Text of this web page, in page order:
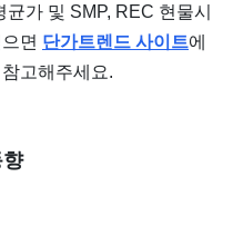
가 및 SMP, REC 현물시
면 단가트렌드 사이트에
고해주세요.